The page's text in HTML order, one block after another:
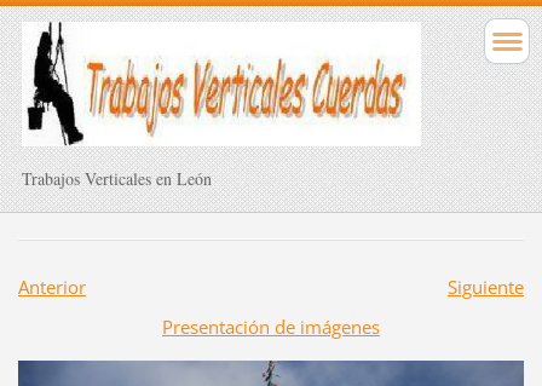
Trabajos Verticales en León
Anterior
Siguiente
Presentación de imágenes